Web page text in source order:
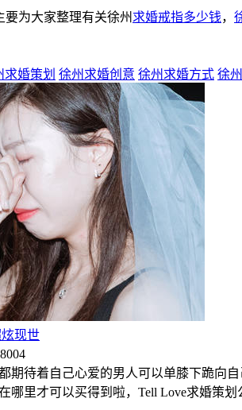
要为大家整理有关徐州 求婚戒指多少钱，
求婚策划 徐州求婚创意 徐州求婚方式 徐
现世
期待着自己心爱的男人可以单膝下跪向
哪里才可以买得到啦，Tell Love求婚策划